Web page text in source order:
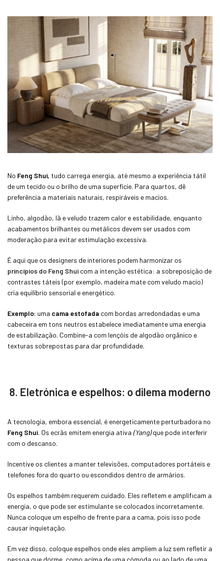
No Feng Shui, tudo carrega energia, até mesmo a experiência tátil
de um tecido ou o brilho de uma superfície. Para quartos, dê
preferência a materiais naturais, respiráveis e macios.
Linho, algodão, lã e veludo trazem calor e estabilidade, enquanto
acabamentos brilhantes ou metálicos devem ser usados com
moderação para evitar estimulação excessiva.
É aqui que os designers de interiores podem harmonizar os
princípios do Feng Shui com a intenção estética: a sobreposição de
contrastes táteis (por exemplo, madeira mate com veludo macio)
cria equilíbrio sensorial e energético.
Exemplo: uma cama estofada com bordas arredondadas e uma
cabeceira em tons neutros estabelece imediatamente uma energia
de estabilização. Combine-a com lençóis de algodão orgânico e
texturas sobrepostas para dar profundidade.
8. Eletrónica e espelhos: o dilema moderno
A tecnologia, embora essencial, é energeticamente perturbadora no
Feng Shui. Os ecrãs emitem energia ativa (Yang)que pode interferir
com o descanso.
Incentive os clientes a manter televisões, computadores portáteis e
telefones fora do quarto ou escondidos dentro de armários.
Os espelhos também requerem cuidado. Eles refletem e amplificam a
energia, o que pode ser estimulante se colocados incorretamente.
Nunca coloque um espelho de frente para a cama, pois isso pode
causar inquietação.
Em vez disso, coloque espelhos onde eles ampliem a luz sem refletir a